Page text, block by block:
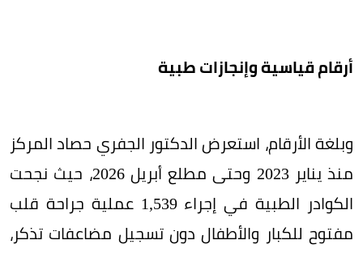
أرقام قياسية وإنجازات طبية
وبلغة الأرقام، استعرض الدكتور الجفري حصاد المركز
منذ يناير 2023 وحتى مطلع أبريل 2026، حيث نجحت
الكوادر الطبية في إجراء 1,539 عملية جراحة قلب
مفتوح للكبار والأطفال دون تسجيل مضاعفات تذكر،